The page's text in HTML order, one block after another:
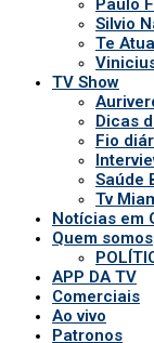
Silvio
Te
TV Show
Dicas
Fio
Saúde
Tv
Notícias em
Quem somos
APP DA TV
Comerciais
Ao vivo
Patronos